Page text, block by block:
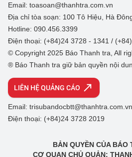
Email: toasoan@thanhtra.com.vn
Địa chỉ tòa soạn: 100 Tô Hiệu, Hà
Hotline: 090.456.3399
Điện thoại: (+84)24 3728 - 1341 /
© Copyright 2025 Báo Thanh tra, All
® Báo Thanh tra giữ bản quyền nội
LIÊN HỆ QUẢNG CÁO
Email: trisubandocbtt@thanhtra.com.vn
Điện thoại: (+84)24 3728 2019
BẢN QUYỀN CỦA BÁO
CƠ QUAN CHỦ QUẢN: